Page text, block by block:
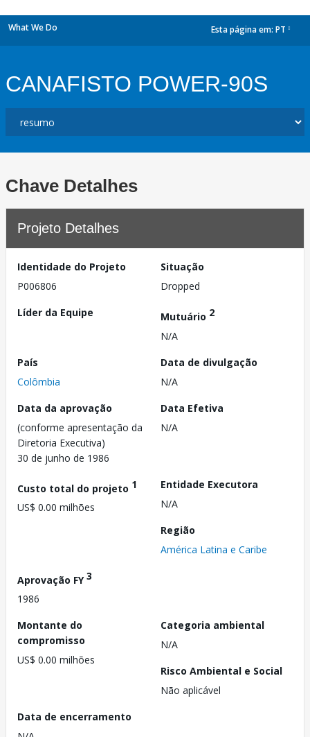
What We Do Esta página em: PT
CANAFISTO POWER-90S
Chave Detalhes
Projeto Detalhes
Identidade do Projeto
P006806
Situação
Dropped
Líder da Equipe
Mutuário 2
N/A
País
Colômbia
Data de divulgação
N/A
Data da aprovação
(conforme apresentação da
Diretoria Executiva)
30 de junho de 1986
Data Efetiva
N/A
Custo total do projeto 1
US$ 0.00 milhões
Entidade Executora
N/A
Região
América Latina e Caribe
Aprovação FY3
1986
Montante do
compromisso
US$ 0.00 milhões
Categoria ambiental
N/A
Risco Ambiental e Social
Não aplicável
Data de encerramento